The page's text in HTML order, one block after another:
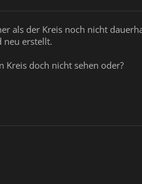
als der Kreis noch nicht
neu erstellt.
Kreis doch nicht sehen oder?